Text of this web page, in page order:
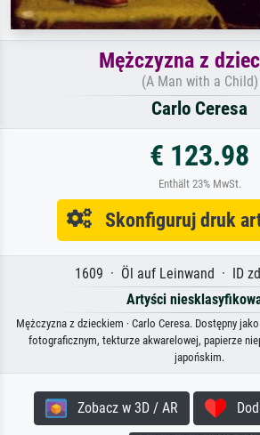
Mężczyzna z
(A Man with a Child)
Carlo Ceresa
€ 123.98
Enthält 23% MwSt.
Skonfiguruj druk
1609 · Öl auf Leinwand · ID
Artyści
Mężczyzna z dzieckiem · Carlo Ceresa. Dostępny
fotograficznym, tekturze akwarelowej, papierze
japońskim.
Zobacz w 3D / AR